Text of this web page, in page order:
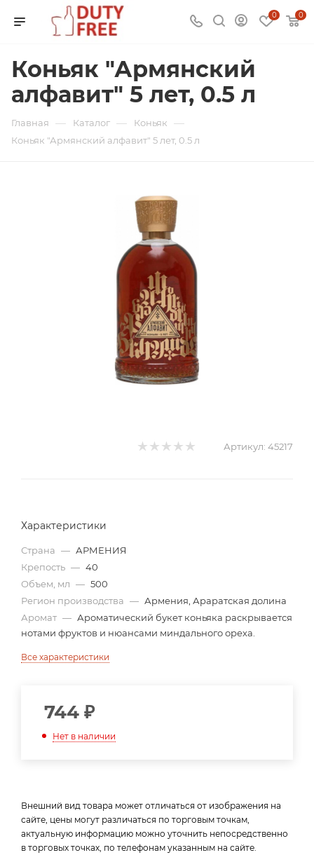
0 0
Коньяк "Армянский
алфавит" 5 лет, 0.5 л
Главная — Каталог — Коньяк —
Коньяк "Армянский алфавит" 5 лет, 0.5 л
Артикул: 45217
Характеристики
Страна — АРМЕНИЯ
Крепость — 40
Объем, мл — 500
Регион производства — Армения, Араратская долина
Аромат — Ароматический букет коньяка раскрывается
нотами фруктов и нюансами миндального ореха.
Все характеристики
744 ₽
Нет в наличии
Внешний вид товара может отличаться от изображения на
сайте, цены могут различаться по торговым точкам,
актуальную информацию можно уточнить непосредственно
в торговых точках, по телефонам указанным на сайте.